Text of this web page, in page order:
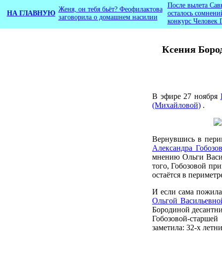
Ксения
НА ГЛАВНУЮ
Женя, он тебя бьёт? Феофилактова
заговорила о домашнем насилии
После вылета
осталось
конкурс Человек
В эфире 27 ноября
(Михайловой) .
Вернувшись в
Александра
мнению Ольги
того, Гобозовой
остаётся в
И если сама
Ольгой
Бородиной
Гобозовой-
заметила: 32-х